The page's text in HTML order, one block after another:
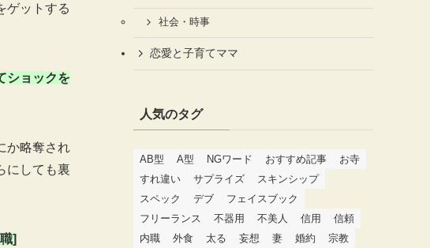
ゲットする
ショックを
か略奪され
にしても裏
]
社会・時事
恋愛と子育てママ
人気のタグ
AB型 A型 NGワード おすすめ記事
お寺
すれ違い
サプライズ
スキンシップ
スペック
デブ
フェイスブック
フリーランス
不器用 不美人 信用
信頼
内職
外食 太る 妄想 妻 婚約
宗教